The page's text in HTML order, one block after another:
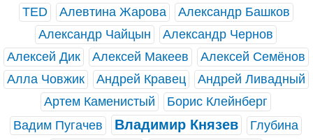
TED Алевтина Жарова
Александр Башков
Александр Чайцын
Александр Чернов
Алексей Дик
Алексей Макеев
Алексей Семёнов
Алла Човжик
Андрей Кравец
Андрей Ливадный
Артем Каменистый
Борис Клейнберг
Вадим Пугачев
Владимир Князев
Глубина